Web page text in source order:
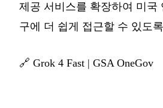
제공 서비스를 확장하여 미국
구에 더 쉽게 접근할 수 있도
🔗 Grok 4 Fast | GSA OneGov